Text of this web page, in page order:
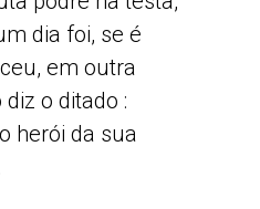
dia foi, se é
em outra
o ditado :
herói da sua